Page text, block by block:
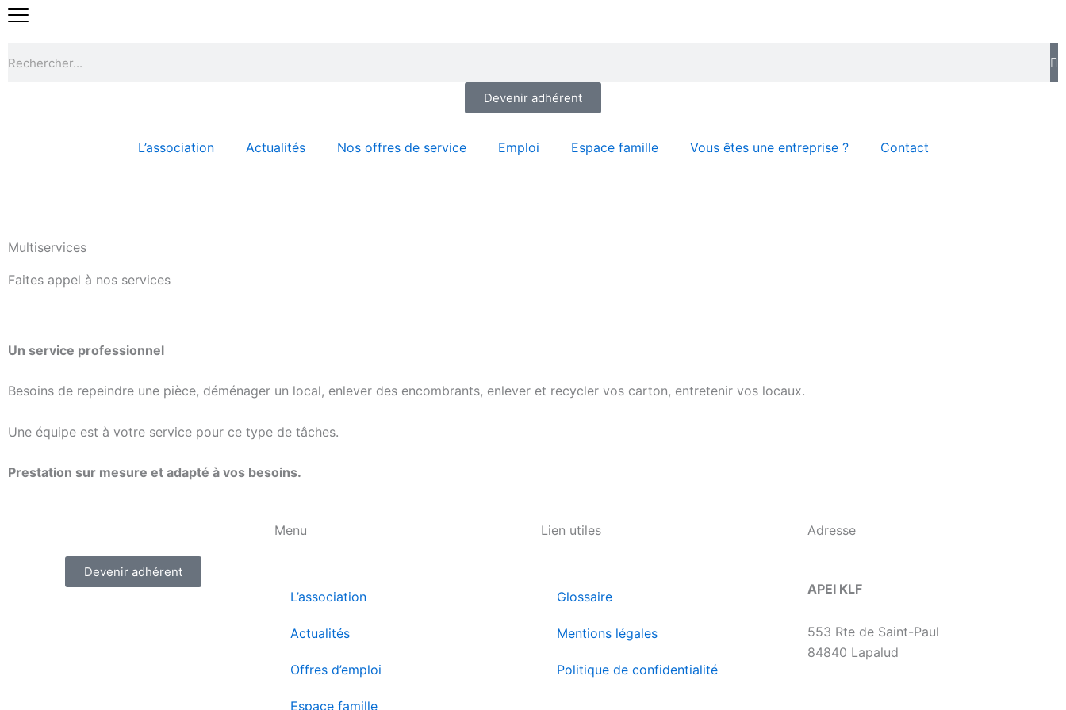
Aller
Devenir adhérent
L’association Actualités Nos offres de service Emploi Espace famille Vous êtes une entreprise ? Contact
Multiservices
Faites appel à nos services
Un service professionnel
Besoins de repeindre une pièce, déménager un local, enlever des encombrants, enlever et recycler vos carton, entretenir vos locaux.
Une équipe est à votre service pour ce type de tâches.
Prestation sur mesure et adapté à vos besoins.
Devenir adhérent
Menu
L’association
Actualités
Offres d’emploi
Espace famille
Lien utiles
Glossaire
Mentions légales
Politique de confidentialité
Adresse
APEI KLF
553 Rte de Saint-Paul
84840 Lapalud